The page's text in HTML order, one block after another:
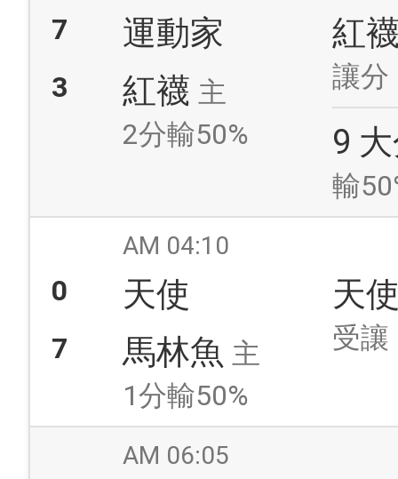
7 運動家
3 紅襪 主
2分輸50%
紅
讓分
9
輸
AM 04:10
0 天使
7 馬林魚 主
1分輸50%
天
受讓
AM 06:05